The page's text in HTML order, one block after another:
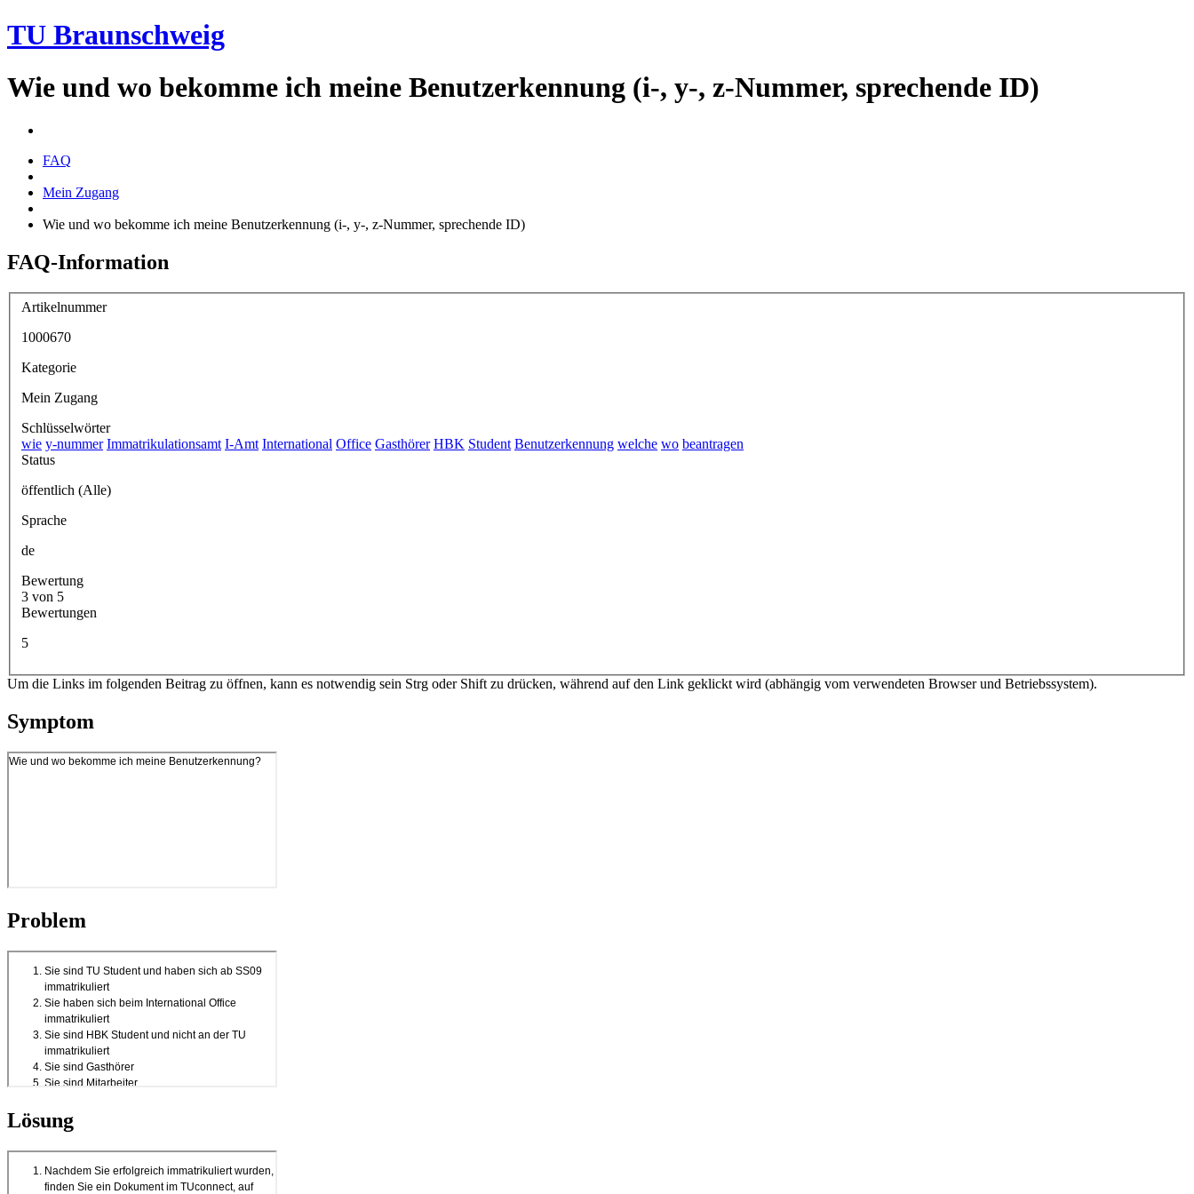
TU Braunschweig
Wie und wo bekomme ich meine Benutzerkennung (i-, y-, z-Nummer, sprechende ID)
FAQ
Mein Zugang
Wie und wo bekomme ich meine Benutzerkennung (i-, y-, z-Nummer, sprechende ID)
FAQ-Information
Artikelnummer
1000670
Kategorie
Mein Zugang
Schlüsselwörter
wie y-nummer Immatrikulationsamt I-Amt International Office Gasthörer HBK Student Benutzerkennung welche wo beantragen
Status
öffentlich (Alle)
Sprache
de
Bewertung
3 von 5
Bewertungen
5
Um die Links im folgenden Beitrag zu öffnen, kann es notwendig sein Strg oder Shift zu drücken, während auf den Link geklickt wird (abhängig vom verwendeten Browser und Betriebssystem).
Symptom
Problem
Lösung